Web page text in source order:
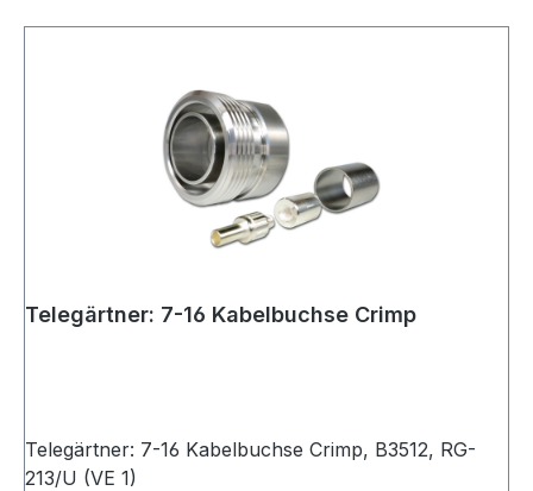
Telegärtner: 7-16 Kabelbuchse Crimp
Telegärtner: 7-16 Kabelbuchse Crimp, B3512, RG-
213/U (VE 1)